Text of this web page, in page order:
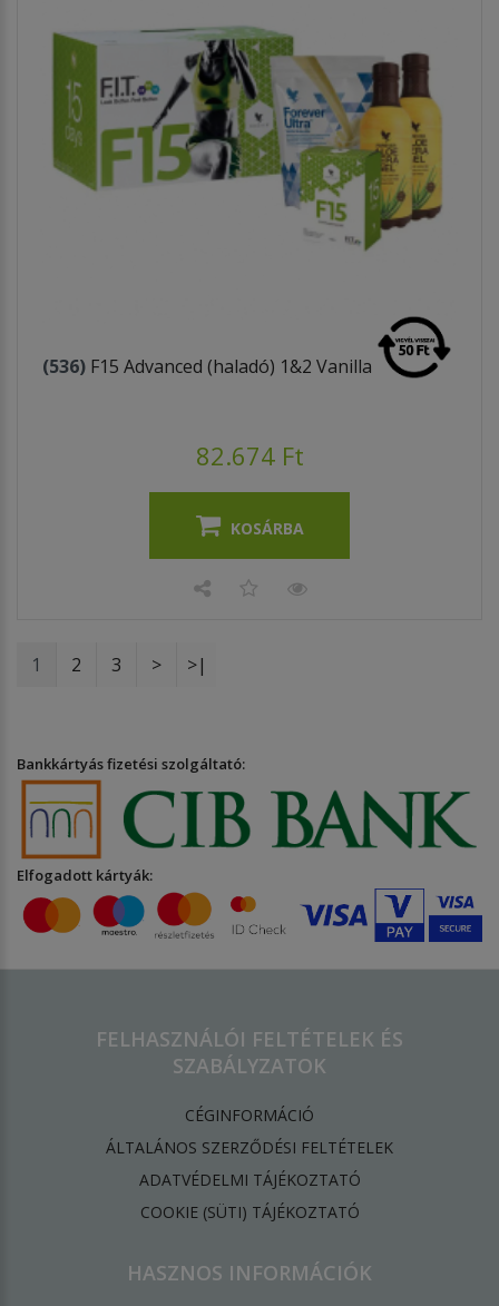
(536) F15 Advanced (haladó) 1&2 Vanilla
82.674 Ft
KOSÁRBA
1 2 3 > >|
Bankkártyás fizetési szolgáltató:
Elfogadott kártyák:
FELHASZNÁLÓI FELTÉTELEK ÉS
SZABÁLYZATOK
CÉGINFORMÁCIÓ
ÁLTALÁNOS SZERZŐDÉSI FELTÉTELEK
ADATVÉDELMI TÁJÉKOZTATÓ
​COOKIE (SÜTI) TÁJÉKOZTATÓ
HASZNOS INFORMÁCIÓK